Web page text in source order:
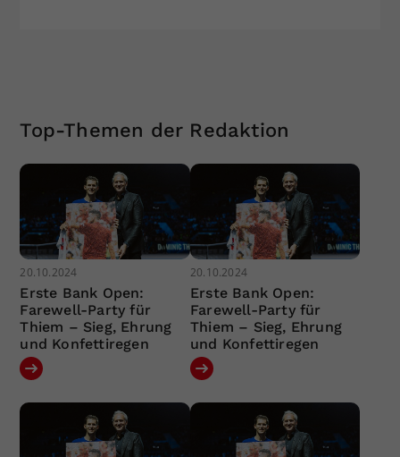
Top-Themen der Redaktion
20.10.2024
Erste Bank Open:
Farewell-Party für
Thiem – Sieg, Ehrung
und Konfettiregen
20.10.2024
Erste Bank Open:
Farewell-Party für
Thiem – Sieg, Ehrung
und Konfettiregen